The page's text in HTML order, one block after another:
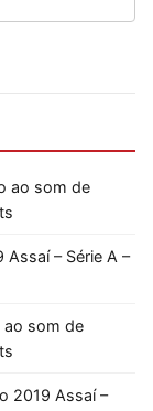
ao som de
Assaí – Série A –
ao som de
2019 Assaí –